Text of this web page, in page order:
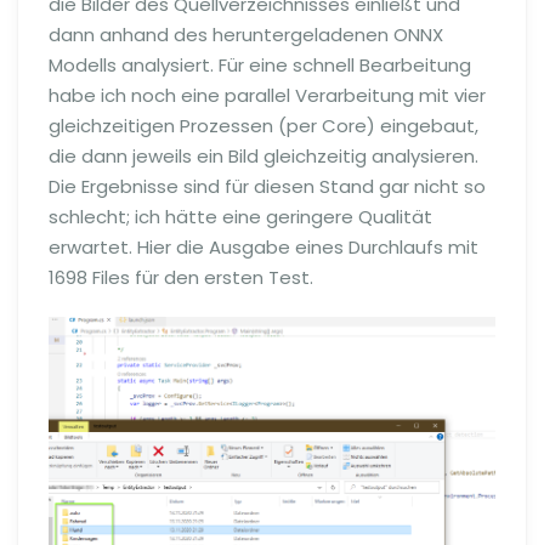
dann anhand des heruntergeladenen ONNX
Modells analysiert. Für eine schnell Bearbeitung
habe ich noch eine parallel Verarbeitung mit vier
gleichzeitigen Prozessen (per Core) eingebaut,
die dann jeweils ein Bild gleichzeitig analysieren.
Die Ergebnisse sind für diesen Stand gar nicht so
schlecht; ich hätte eine geringere Qualität
erwartet. Hier die Ausgabe eines Durchlaufs mit
1698 Files für den ersten Test.